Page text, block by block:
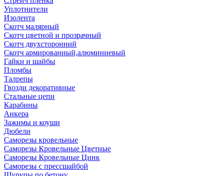
Уплотнители
Изолента
Скотч малярный
Скотч цветной и прозрачный
Скотч двухсторонний
Скотч армированный,алюминиевый
Гайки и шайбы
Пломбы
Талрепы
Гвозди декоративные
Стальные цепи
Карабины
Анкера
Зажимы и коуши
Дюбели
Саморезы кровельные
Саморезы Кровельные Цветные
Саморезы Кровельные Цинк
Саморезы с прессшайбой